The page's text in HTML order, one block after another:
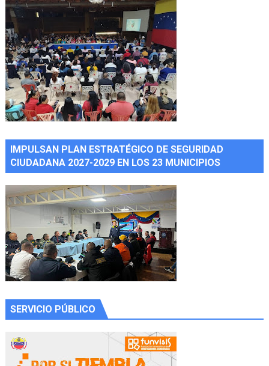
IMPULSAN PLAN ESTRATÉGICO DE SEGURIDAD
CIUDADANA 2027-2029 EN LOS 23 MUNICIPIOS
SERVICIO PÚBLICO